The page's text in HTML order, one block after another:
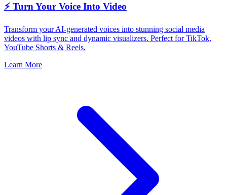
⚡ Turn Your Voice Into Video
Transform your AI-generated voices into stunning social media
videos with lip sync and dynamic visualizers. Perfect for TikTok,
YouTube Shorts & Reels.
Learn More